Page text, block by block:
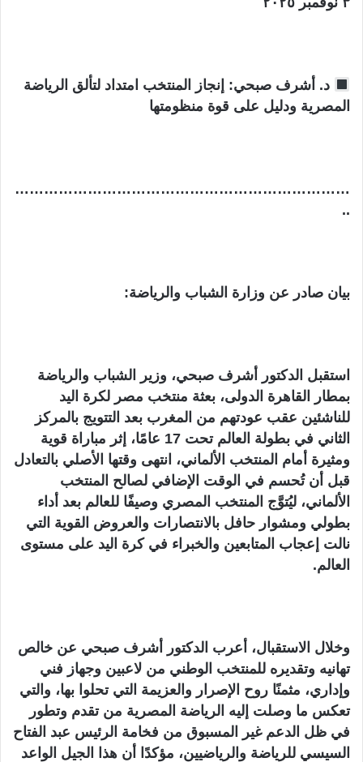
د. أشرف صبحي: إنجاز المنتخب امتداد لتألق الرياضة
المصرية ودليل على قوة منظومتها
……………………………………………………………
..
بيان صادر عن وزارة الشباب والرياضة:
استقبل الدكتور أشرف صبحي، وزير الشباب والرياضة
بمطار القاهرة الدولى، بعثة منتخب مصر لكرة اليد
للناشئين عقب عودتهم من المغرب بعد التتويج بالمركز
الثاني في بطولة العالم تحت 17 عامًا، إثر مباراة قوية
ومثيرة أمام المنتخب الألماني، انتهى وقتها الأصلي بالتعادل
قبل أن تُحسم في الوقت الإضافي لصالح المنتخب
الألماني، ليُتوَّج المنتخب المصري وصيفًا للعالم بعد أداء
بطولي ومشوار حافل بالانتصارات والعروض القوية التي
نالت إعجاب المتابعين والخبراء في كرة اليد على مستوى
العالم.
وخلال الاستقبال، أعرب الدكتور أشرف صبحي عن خالص
تهانيه وتقديره للمنتخب الوطني من لاعبين وجهاز فني
وإداري، مثمنًا روح الإصرار والعزيمة التي تحلوا بها، والتي
تعكس ما وصلت إليه الرياضة المصرية من تقدم وتطور
في ظل الدعم غير المسبوق من فخامة الرئيس عبد الفتاح
السيسي للرياضة والرياضيين، مؤكدًا أن هذا الجيل الواعد